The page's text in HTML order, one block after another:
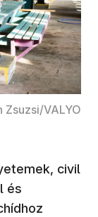
Zsuzsi/VALYO
civil
és